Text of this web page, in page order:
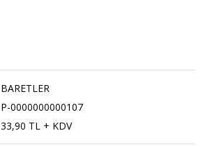
BARETLER
P-0000000000107
33,90 TL + KDV